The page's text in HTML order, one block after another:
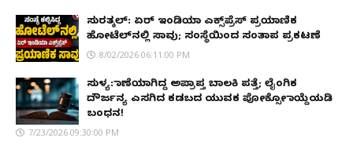
ಸುರತ್ಕಲ್: ಏರ್ ಇಂಡಿಯಾ ಎಕ್ಸ್‌ಪ್ರೆಸ್ ಪ್ರಯಾಣಿಕ
ಹೋಟೆಲ್‌ನಲ್ಲಿ ಸಾವು; ಸಂಸ್ಥೆಯಿಂದ ಸಂತಾಪ ಪ್ರಕಟಣೆ
8/02/2026 06:11:00 PM
ಸುಳ್ಯ: ಕಾಣೆಯಾಗಿದ್ದ ಅಪ್ರಾಪ್ತ ಬಾಲಕಿ ಪತ್ತೆ; ಲೈಂಗಿಕ
ದೌರ್ಜನ್ಯ ಎಸಗಿದ ಕಡಬದ ಯುವಕ ಪೋಕ್ಸೋ ಕಾಯ್ದೆಯಡಿ
ಬಂಧನ!
7/23/2026 09:30:00 PM